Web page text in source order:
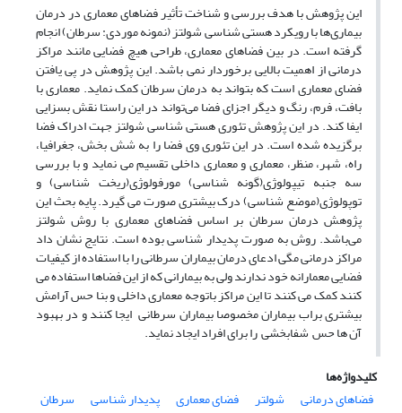
این پژوهش با هدف بررسی و شناخت تأثیر فضاهای معماری در درمان
بیماری‌ها با رویکرد هستی شناسی شولتز (نمونه موردی: سرطان) انجام
گرفته است. در بین فضاهای معماری، طراحی هیچ فضایی مانند مراکز
درمانی از اهمیت بالایی برخوردار نمی باشد. این پژوهش در پی یافتن
فضای معماری است که بتواند به درمان سرطان کمک نماید. معماری با
بافت، فرم، رنگ و دیگر اجزای فضا می‌تواند در این راستا نقش بسزایی
ایفا کند. در این پژوهش تئوری هستی شناسی شولتز جهت ادراک فضا
برگزیده شده است. در این تئوری وی فضا را به شش بخش، جغرافیا،
راه، شهر، منظر، معماری و معماری داخلی تقسیم می‌ نماید و با بررسی
سه جنبه تیپولوژی(گونه شناسی) مورفولوژی(ریخت شناسی) و
توپولوژی(موضع شناسی) درک بیشتری صورت می‌ گیرد. پایه بحث این
پژوهش درمان سرطان بر اساس فضاهای معماری با روش شولتز
می‌باشد. روش به صورت پدیدار شناسی بوده است. نتایج نشان داد
مراکز درمانی مگی ادعای درمان بیماران سرطانی را با استفاده از کیفیات
فضایی معمارانه خود ندارند ولی به بیمارانی که از این فضاها استفاده می
کنند کمک می کنند تا این مراکز باتوجه معماری داخلی و بنا حس آرامش
بیشتری براب بیماران مخصوصا بیماران سرطانی ایجا کنند و در بهبود
آن ها حس شفابخشی را برای افراد ایجاد نماید.
کلیدواژه‌ها
فضاهای درمانی
شولتر فضای معماری پدیدار شناسی
سرطان